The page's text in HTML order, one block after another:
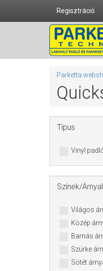
Regisztráció
Parketta
Típus
Vinyl
Színek/
Világos
Közép
Barnás
Szürke
Sötét